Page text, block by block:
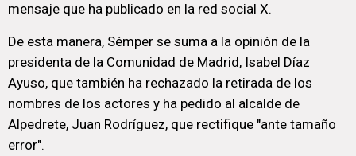
mensaje que ha publicado en la red social X.
De esta manera, Sémper se suma a la opinión de la
presidenta de la Comunidad de Madrid, Isabel Díaz
Ayuso, que también ha rechazado la retirada de los
nombres de los actores y ha pedido al alcalde de
Alpedrete, Juan Rodríguez, que rectifique "ante tamaño
error".